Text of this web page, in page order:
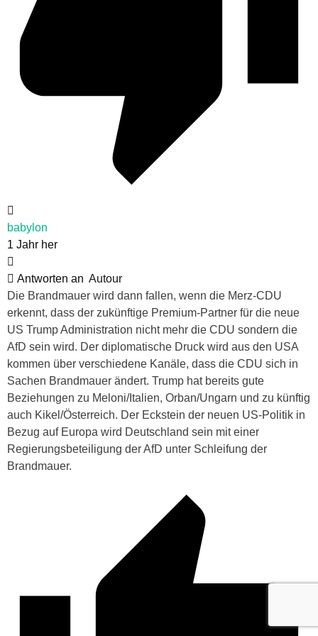
babylon
1 Jahr her
Antworten an Autour
Die Brandmauer wird dann fallen, wenn die Merz-CDU
erkennt, dass der zukünftige Premium-Partner für die neue
US Trump Administration nicht mehr die CDU sondern die
AfD sein wird. Der diplomatische Druck wird aus den USA
kommen über verschiedene Kanäle, dass die CDU sich in
Sachen Brandmauer ändert. Trump hat bereits gute
Beziehungen zu Meloni/Italien, Orban/Ungarn und zu künftig
auch Kikel/Österreich. Der Eckstein der neuen US-Politik in
Bezug auf Europa wird Deutschland sein mit einer
Regierungsbeteiligung der AfD unter Schleifung der
Brandmauer.